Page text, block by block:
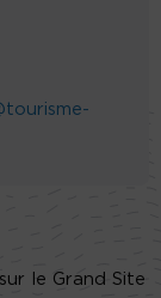
le Grand Site